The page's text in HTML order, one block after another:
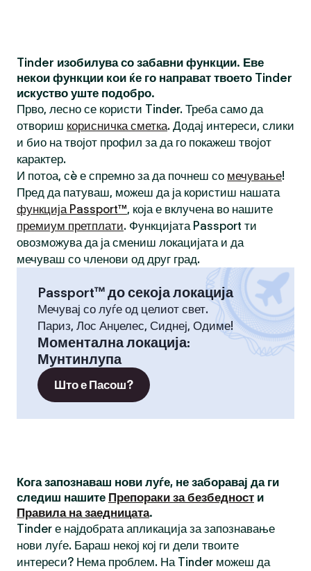
Tinder изобилува со забавни функции. Еве
некои функции кои ќе го направат твоето Tinder
искуство уште подобро.
Прво, лесно се користи Tinder. Треба само да
отвориш корисничка сметка. Додај интереси, слики
и био на твојот профил за да го покажеш твојот
карактер.
И потоа, сè е спремно за да почнеш со мечување!
Пред да патуваш, можеш да ја користиш нашата
функција Passport™, која е вклучена во нашите
премиум претплати. Функцијата Passport ти
овозможува да ја смениш локацијата и да
мечуваш со членови од друг град.
Passport™ до секоја локација
Мечувај со луѓе од целиот свет.
Париз, Лос Анџелес, Сиднеј, Одиме!
Моментална локација:
Мунтинлупа
Што е Пасош?
Кога запознаваш нови луѓе, не заборавај да ги
следиш нашите Препораки за безбедност и
Правила на заедницата.
Tinder е најдобрата апликација за запознавање
нови луѓе. Бараш некој кој ги дели твоите
интереси? Нема проблем. На Tinder можеш да